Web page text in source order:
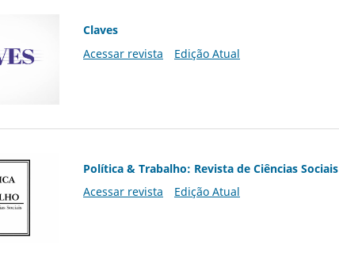
Claves
Acessar revista
Edição Atual
Política & Trabalho: Revista de Ciências Sociais
Acessar revista
Edição Atual